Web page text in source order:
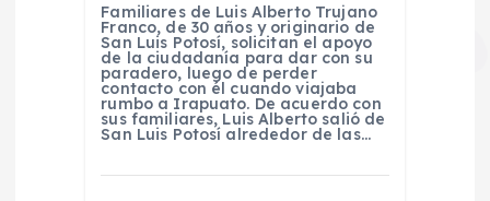
Familiares de Luis Alberto Trujano
Franco, de 30 años y originario de
San Luis Potosí, solicitan el apoyo
de la ciudadanía para dar con su
paradero, luego de perder
contacto con él cuando viajaba
rumbo a Irapuato. De acuerdo con
sus familiares, Luis Alberto salió de
San Luis Potosí alrededor de las…